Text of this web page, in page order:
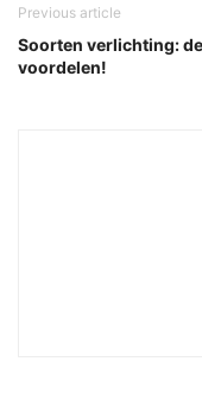
Previous article
Soorten verlichting: de
voordelen!